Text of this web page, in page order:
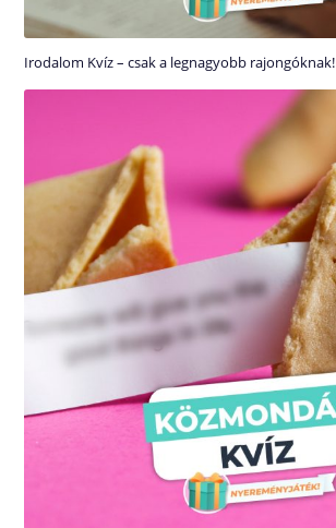
Irodalom Kvíz – csak a legnagyobb rajongóknak!